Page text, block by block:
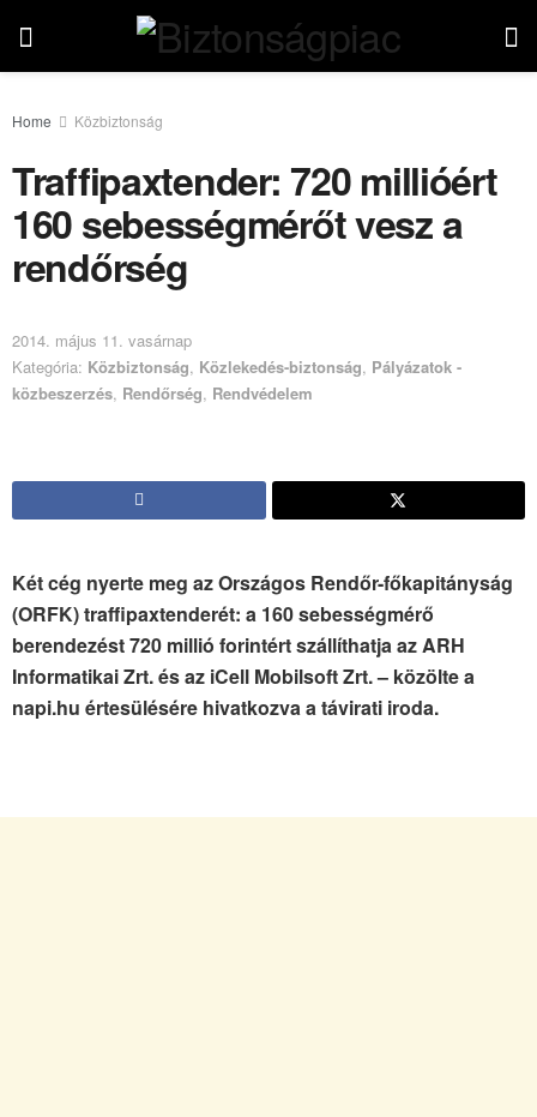
Home Közbiztonság
Traffipaxtender: 720 millióért
160 sebességmérőt vesz a
rendőrség
2014. május 11. vasárnap
Kategória: Közbiztonság, Közlekedés-biztonság, Pályázatok -
közbeszerzés, Rendőrség, Rendvédelem
Két cég nyerte meg az Országos Rendőr-főkapitányság
(ORFK) traffipaxtenderét: a 160 sebességmérő
berendezést 720 millió forintért szállíthatja az ARH
Informatikai Zrt. és az iCell Mobilsoft Zrt. – közölte a
napi.hu értesülésére hivatkozva a távirati iroda.